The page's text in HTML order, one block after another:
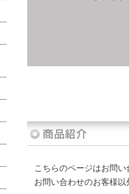
こちらのページはお問い
お問い合わせのお客様以